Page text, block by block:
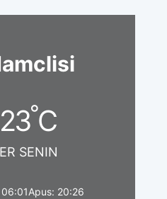
23°C
SENIN
Apus: 20:26